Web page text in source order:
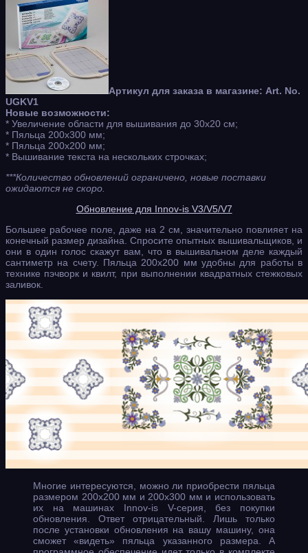
Артикул для заказа в магазине: Art. No.
UGKV1
Новые возможности:
* Увеличение области для вышивания до 30х20 см;
* Пяльца 200х300 мм;
* Пяльца 200х200 мм;
* Вышивание текста на нескольких строчках;
***Количество обновлений ограничено, новые поставки
ожидаются не скоро.
Обновление для Innov-is V3/V5/V7
Большее рабочее поле, даже на 2 см, значительно повлияет на
конечный размер дизайна. Спросите опытных вышивальщиков, и
они в один голос скажут вам, что в вышивальном деле каждый
сантиметр на счету. Пяльца 200х200 мм удобны для работы в
технике пэчворк и квилт, при выполнении квадратных стежковых
заливок.
Многие интересуются, можно ли приобрести пяльца
размером 200х200 мм и 200х300 мм и использовать
их на машинах Innov-is V-серия, без покупки
обновления. Ответ отрицательный. Лишь только
после установки обновления на вашу машину, она
сможет «видеть» пяльца указанного размера. А